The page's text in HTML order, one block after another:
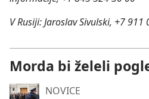
V Rusiji: Jaroslav Sivulski, +7 911
Morda bi želeli
NOVICE